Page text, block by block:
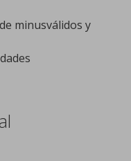
minusválidos y